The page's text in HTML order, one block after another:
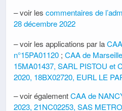
– voir les commentaires de
28 décembre 2022
– voir les applications par la
n°15PA01120 ; CAA de
15MA01437, SARL PISTOU et
2020, 18BX02720, EURL LE
– voir égalementCAA de
2023, 21NC02253, SAS